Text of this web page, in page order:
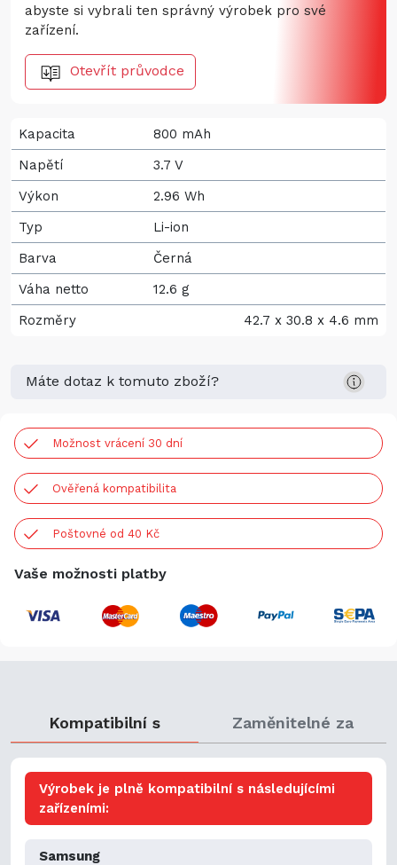
abyste si vybrali ten správný výrobek pro své
zařízení.
Otevřít průvodce
Kapacita
800 mAh
Napětí
3.7 V
Výkon
2.96 Wh
Typ
Li-ion
Barva
Černá
Váha netto
12.6 g
Rozměry
42.7 x 30.8 x 4.6 mm
Máte dotaz k tomuto zboží?
Možnost vrácení 30 dní
Ověřená kompatibilita
Poštovné od 40 Kč
Vaše možnosti platby
Kompatibilní s Zaměnitelné za
Výrobek je plně kompatibilní s následujícími
zařízeními:
Samsung